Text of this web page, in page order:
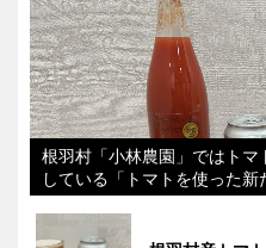
根羽村「小林農園」ではト
している「トマトを使った新